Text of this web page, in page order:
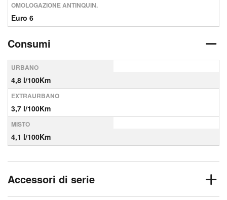
OMOLOGAZIONE ANTINQUIN.
Euro 6
Consumi
URBANO
4,8 l/100Km
EXTRAURBANO
3,7 l/100Km
MISTO
4,1 l/100Km
Accessori di serie